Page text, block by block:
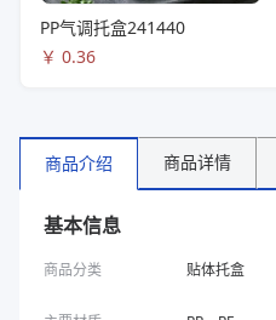
PP气调托盒241440
￥ 0.36
商品介绍 商品详情
基本信息
商品分类 贴体托盒